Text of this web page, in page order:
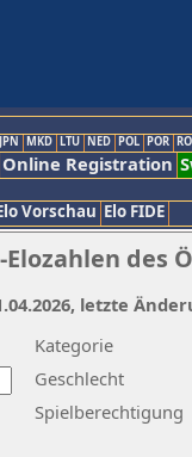
JPN MKD LTU NED POL POR
Online Registration
Vorschau Elo FIDE
des
Kategorie
Geschlecht
Spielberechtigung
letzte